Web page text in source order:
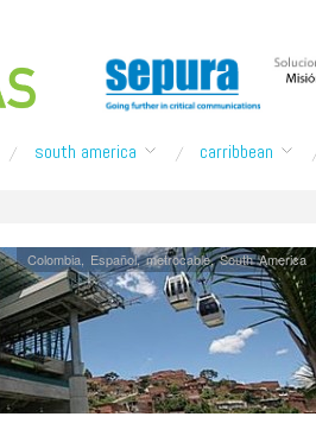
south america carribbean
Colombia Español,metrocable,South America